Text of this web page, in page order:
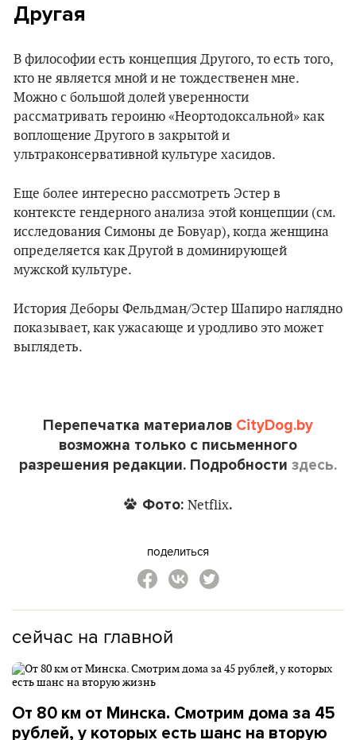
Другая
В философии есть концепция Другого, то есть того,
кто не является мной и не тождественен мне.
Можно с большой долей уверенности
рассматривать героиню «Неортодоксальной» как
воплощение Другого в закрытой и
ультраконсервативной культуре хасидов.
Еще более интересно рассмотреть Эстер в
контексте гендерного анализа этой концепции (см.
исследования Симоны де Бовуар), когда женщина
определяется как Другой в доминирующей
мужской культуре.
История Деборы Фельдман/Эстер Шапиро наглядно
показывает, как ужасающе и уродливо это может
выглядеть.
Перепечатка материалов CityDog.by
возможна только с письменного
разрешения редакции. Подробности здесь.
Фото: Netflix.
поделиться
сейчас на главной
От 80 км от Минска. Смотрим дома за 45
рублей, у которых есть шанс на вторую